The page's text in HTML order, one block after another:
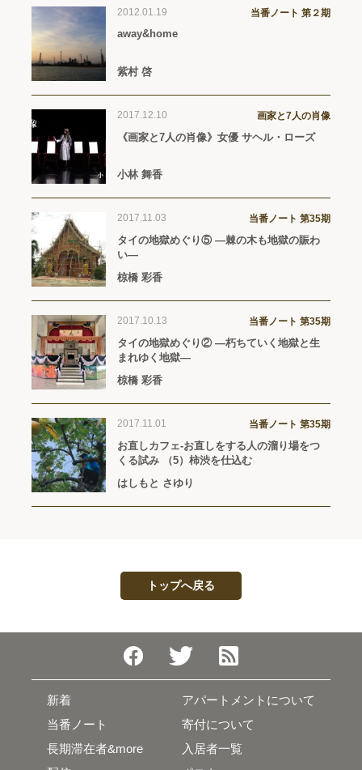
2012.01.19 当番ノート 第２期
away&home
紫村 啓
2017.12.10 画家と7人の肖像
《画家と7人の肖像》女優 サヘル・ローズ
小林 舞香
2017.11.03 当番ノート 第35期
タイの地獄めぐり⑤ ―棘の木も地獄の賑わ
い―
椋橋 彩香
2017.10.13 当番ノート 第35期
タイの地獄めぐり② ―朽ちていく地獄と生
まれゆく地獄―
椋橋 彩香
2017.11.01 当番ノート 第35期
お直しカフェ-お直しをする人の溜り場をつ
くる試み （5）柿渋を仕込む
はしもと さゆり
トップへ戻る
新着
当番ノート
長期滞在者&more
アパートメントについて
寄付について
入居者一覧